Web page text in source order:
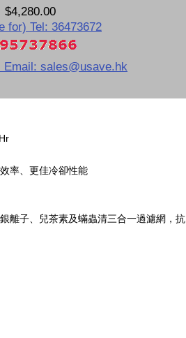
$4,280.00
率、更佳冷卻性能
離子、兒茶素及蟎蟲清三合一過濾網，抗